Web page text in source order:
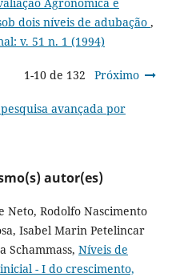
dois níveis de adubação ,
v. 51 n. 1 (1994)
1-10 de 132 Próximo
avançada por
autor(es)
Neto, Rodolfo Nascimento
Isabel Marin Petelincar
Schammass, Níveis de
- I do crescimento,